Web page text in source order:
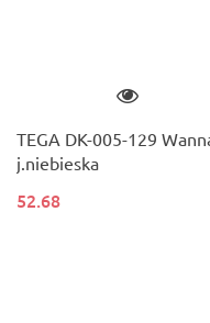
TEGA DK-005-129
j.niebieska
52.68